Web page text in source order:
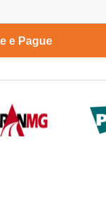
e Pague